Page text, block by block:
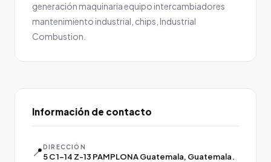
generación maquinaria equipo intercambiadores
mantenimiento industrial, chips, Industrial
Combustion.
Información de contacto
📍DIRECCIÓN
5 C 1-14 Z-13 PAMPLONA Guatemala, Guatemala.